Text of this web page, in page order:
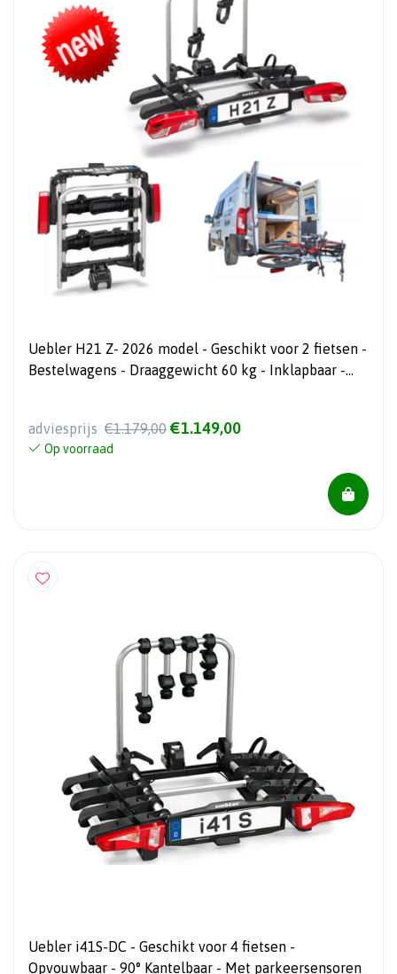
Uebler H21 Z- 2026 model - Geschikt voor 2 fietsen -
Bestelwagens - Draaggewicht 60 kg - Inklapbaar -
adviesprijs €1.179,00 €1.149,00
Op voorraad
Uebler i41S-DC - Geschikt voor 4 fietsen -
Opvouwbaar - 90° Kantelbaar - Met parkeersensoren